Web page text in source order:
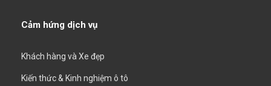
Cảm hứng dịch vụ
Khách hàng và Xe đẹp
Kiến thức & Kinh nghiệm ô tô